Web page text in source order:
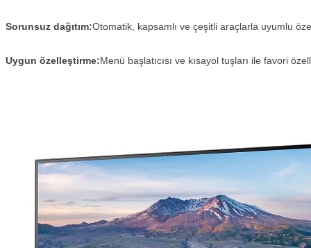
Sorunsuz dağıtım:Otomatik, kapsamlı ve çeşitli araçlarla uyumlu
Uygun özelleştirme:Menü başlatıcısı ve kısayol tuşları ile favori